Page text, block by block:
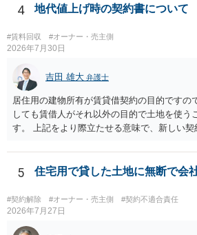
棄には該当しないため、犯罪になるわけで
物の所有者は質問者様であっても、土地の
ります。そのため、地主に無断でお骨を埋め
を侵害する行為や、借地人としての善管注意
事前に地主へ相談して許可を得るか、土地に
植え等で供養する「プランター葬」や、ペッ
されるのが確実かと思います。
4 地代値上げ時の契約書について
#賃料回収 #オーナー・売主側
2026年7月30日
吉田 雄大 弁護士
居住用の建物所有が賃貸借契約の目的ですの
しても賃借人がそれ以外の目的で土地を使う
す。 上記をより際立たせる意味で、新しい
交渉である以上賃借人が拒んだ場合には入り
良い方法と思います。
5 住宅用で貸した土地に無断で会
#契約解除 #オーナー・売主側 #契約不適合責任
2026年7月27日